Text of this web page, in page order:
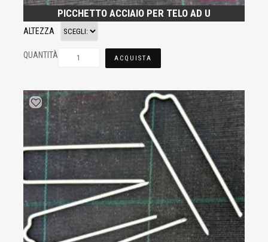
PICCHETTO ACCIAIO PER TELO AD U
ALTEZZA
QUANTITÀ ACQUISTA